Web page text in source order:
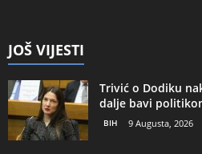
JOŠ VIJESTI
Trivić o Dodiku
dalje bavi
BIH 9 Augusta, 2026